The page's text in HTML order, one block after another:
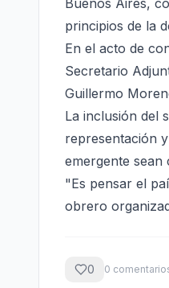
Buenos Aires,
principios de la
En el acto de
Secretario
Guillermo
La inclusión del
representación
emergente sean
"Es pensar el
obrero
0 0 comentario